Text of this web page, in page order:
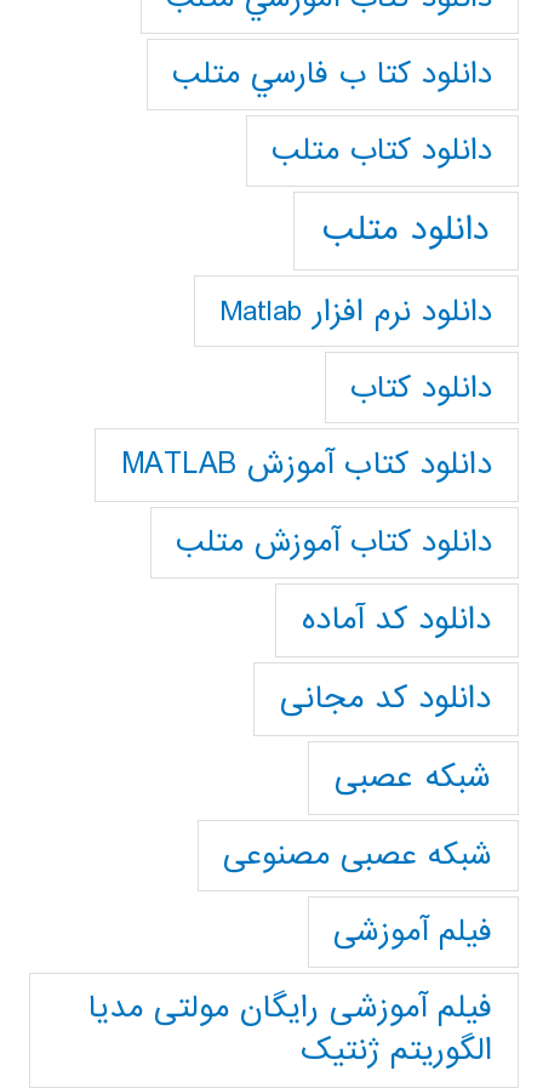
دانلود كتا ب فارسي متلب
دانلود كتاب متلب
دانلود متلب
دانلود نرم افزار Matlab
دانلود کتاب
دانلود کتاب آموزش MATLAB
دانلود کتاب آموزش متلب
دانلود کد آماده
دانلود کد مجانی
شبکه عصبی
شبکه عصبی مصنوعی
فیلم آموزشی
فیلم آموزشی رایگان مولتی مدیا
الگوریتم ژنتیک